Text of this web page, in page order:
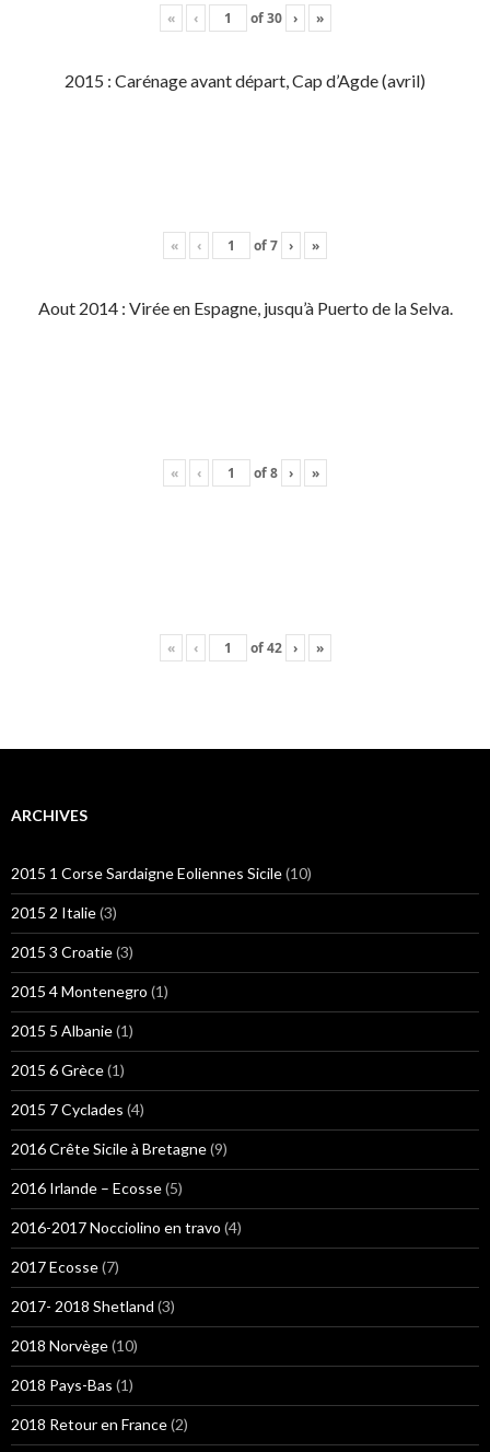
« ‹ of30 › »
2015 : Carénage avant départ, Cap d’Agde (avril)
« ‹ of7 › »
Aout 2014 : Virée en Espagne, jusqu’à Puerto de la Selva.
« ‹ of8 › »
« ‹ of42 › »
ARCHIVES
2015 1 Corse Sardaigne Eoliennes Sicile(10)
2015 2 Italie(3)
2015 3 Croatie(3)
2015 4 Montenegro (1)
2015 5 Albanie(1)
2015 6 Grèce(1)
2015 7 Cyclades (4)
2016 Crête Sicile à Bretagne(9)
2016 Irlande – Ecosse(5)
2016-2017 Nocciolino en travo (4)
2017 Ecosse(7)
2017- 2018 Shetland (3)
2018 Norvège(10)
2018 Pays-Bas (1)
2018 Retour en France(2)